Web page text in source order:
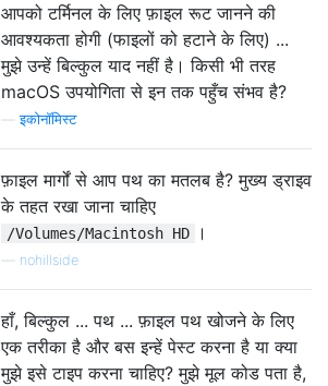
आपको टर्मिनल के लिए फ़ाइल रूट जानने की
आवश्यकता होगी (फाइलों को हटाने के लिए) ...
मुझे उन्हें बिल्कुल याद नहीं है। किसी भी तरह
macOS उपयोगिता से इन तक पहुँच संभव है?
—इकोनॉमिस्ट
फ़ाइल मार्गों से आप पथ का मतलब है? मुख्य ड्राइव
के तहत रखा जाना चाहिए
/Volumes/Macintosh HD ।
nohillside
हाँ, बिल्कुल ... पथ ... फ़ाइल पथ खोजने के लिए
एक तरीका है और बस इन्हें पेस्ट करना है या क्या
मुझे इसे टाइप करना चाहिए? मुझे मूल कोड पता है,